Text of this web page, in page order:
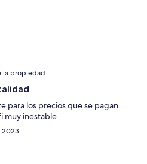
la propiedad
para los precios que se pagan.
muy inestable
2023